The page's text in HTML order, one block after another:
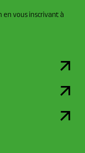
vous inscrivant à